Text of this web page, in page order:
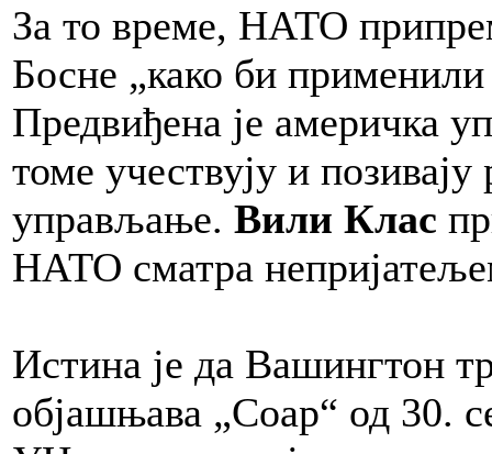
За то време, НАТО
Босне „како би
Предвиђена је америчка
томе учествују и позивају
управљање. Вили Клас
НАТО сматра
Истина је да Вашингтон
објашњава „Соар“ од 30.